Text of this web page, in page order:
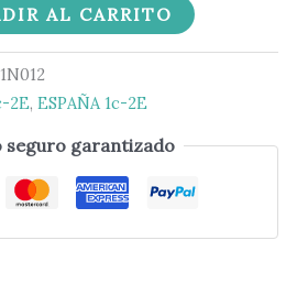
AL CARRITO
2E, ESPAÑA 1c-2E
seguro garantizado